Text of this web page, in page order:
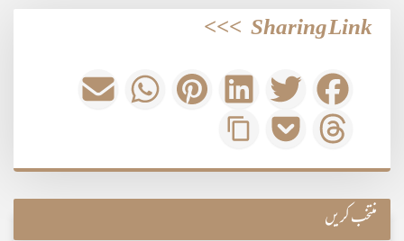
Sharing Link
>>>
منتخب کریں